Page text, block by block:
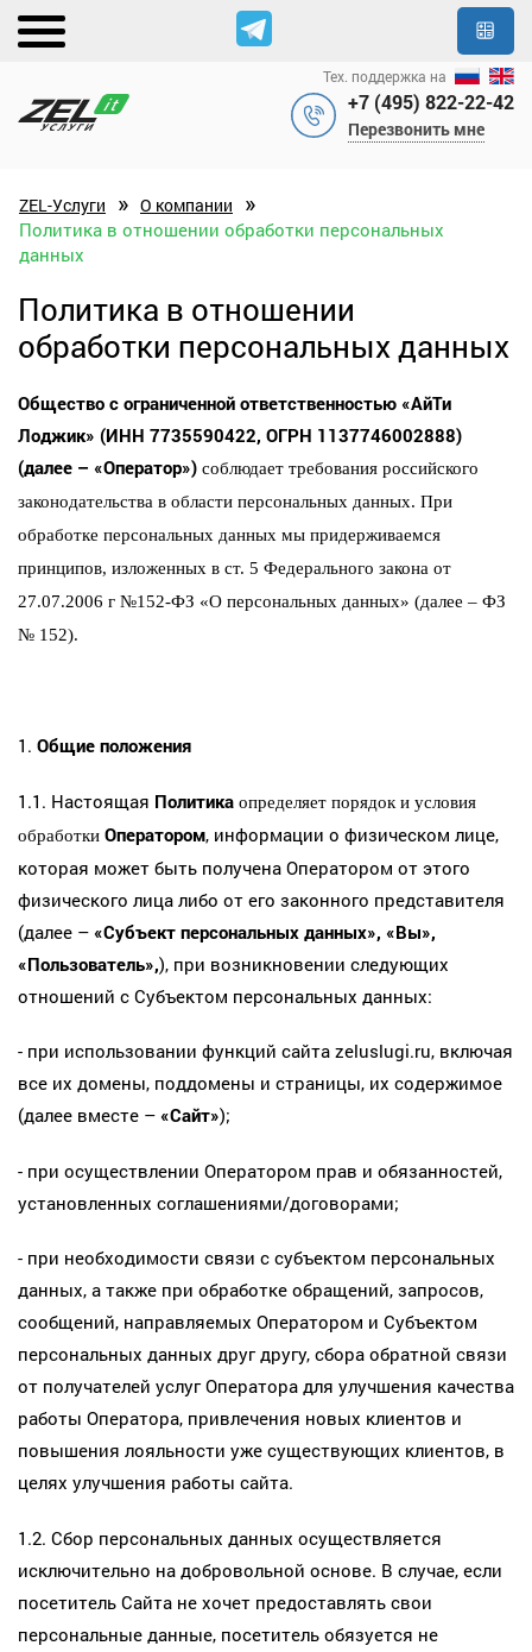
+7 (495) 822-22-42
Перезвонить мне
Тех. поддержка на
ZEL-Услуги » О компании »
Политика в отношении обработки персональных
данных
Политика в отношении
обработки персональных данных
Общество с ограниченной ответственностью «АйТи
Лоджик» (ИНН 7735590422, ОГРН 1137746002888)
(далее – «Оператор») соблюдает требования российского
законодательства в области персональных данных. При
обработке персональных данных мы придерживаемся
принципов, изложенных в ст. 5 Федерального закона от
27.07.2006 г №152-ФЗ «О персональных данных» (далее – ФЗ
№ 152).
1. Общие положения
1.1. Настоящая Политика определяет порядок и условия
обработки Оператором, информации о физическом лице,
которая может быть получена Оператором от этого
физического лица либо от его законного представителя
(далее – «Субъект персональных данных», «Вы»,
«Пользователь»,), при возникновении следующих
отношений с Субъектом персональных данных:
- при использовании функций сайта zeluslugi.ru, включая
все их домены, поддомены и страницы, их содержимое
(далее вместе – «Сайт»);
- при осуществлении Оператором прав и обязанностей,
установленных соглашениями/договорами;
- при необходимости связи с субъектом персональных
данных, а также при обработке обращений, запросов,
сообщений, направляемых Оператором и Субъектом
персональных данных друг другу, сбора обратной связи
от получателей услуг Оператора для улучшения качества
работы Оператора, привлечения новых клиентов и
повышения лояльности уже существующих клиентов, в
целях улучшения работы сайта.
1.2. Сбор персональных данных осуществляется
исключительно на добровольной основе. В случае, если
посетитель Сайта не хочет предоставлять свои
персональные данные, посетитель обязуется не